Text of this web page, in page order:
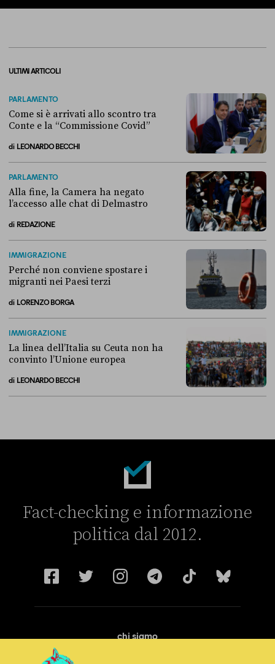
ULTIMI ARTICOLI
PARLAMENTO
Come si è arrivati allo scontro tra
Conte e la “Commissione Covid”
di LEONARDO BECCHI
PARLAMENTO
Alla fine, la Camera ha negato
l’accesso alle chat di Delmastro
di REDAZIONE
IMMIGRAZIONE
Perché non conviene spostare i
migranti nei Paesi terzi
di LORENZO BORGA
IMMIGRAZIONE
La linea dell’Italia su Ceuta non ha
convinto l’Unione europea
di LEONARDO BECCHI
Fact-checking e informazione
politica dal 2012.
chi siamo